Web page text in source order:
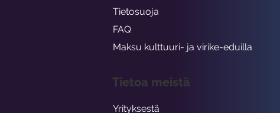
Tietosuoja
FAQ
Maksu kulttuuri- ja virike-eduilla
Tietoa meistä
Yrityksestä